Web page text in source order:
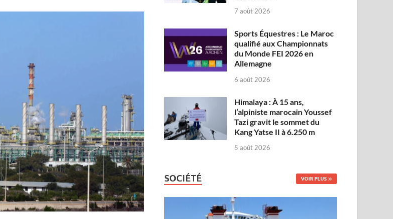
7 août 2026
Sports Équestres : Le Maroc
qualifié aux Championnats
du Monde FEI 2026 en
Allemagne
6 août 2026
Himalaya : À 15 ans,
l’alpiniste marocain Youssef
Tazi gravit le sommet du
Kang Yatse II à 6.250 m
5 août 2026
SOCIÉTÉ VOIR PLUS